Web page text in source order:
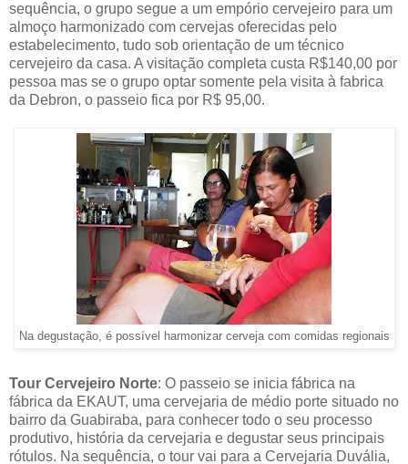
sequência, o grupo segue a um empório cervejeiro para um
almoço harmonizado com cervejas oferecidas pelo
estabelecimento, tudo sob orientação de um técnico
cervejeiro da casa. A visitação completa custa R$140,00 por
pessoa mas se o grupo optar somente pela visita à fabrica
da Debron, o passeio fica por R$ 95,00.
Na degustação, é possível harmonizar cerveja com comidas regionais
Tour Cervejeiro Norte: O passeio se inicia fábrica na
fábrica da EKAUT, uma cervejaria de médio porte situado no
bairro da Guabiraba, para conhecer todo o seu processo
produtivo, história da cervejaria e degustar seus principais
rótulos. Na sequência, o tour vai para a Cervejaria Duvália,